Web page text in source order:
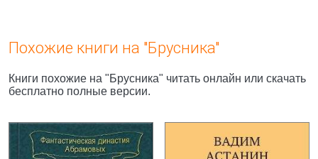
Похожие книги на "Брусника"
Книги похожие на "Брусника" читать онлайн или скачать
бесплатно полные версии.